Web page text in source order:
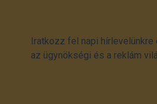
Iratkozz fel napi hírlevelünkre
az ügynökségi és a reklám